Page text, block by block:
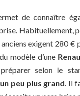
de connaître
Habituellement,
anciens exigent 280
modèle d’une
selon le
peu plus grand . Il